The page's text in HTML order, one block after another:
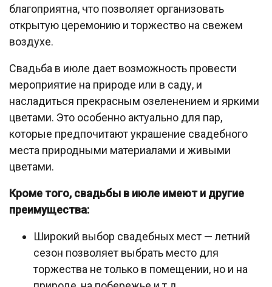
благоприятна, что позволяет организовать
открытую церемонию и торжество на свежем
воздухе.
Свадьба в июле дает возможность провести
мероприятие на природе или в саду, и
насладиться прекрасным озеленением и яркими
цветами. Это особенно актуально для пар,
которые предпочитают украшение свадебного
места природными материалами и живыми
цветами.
Кроме того, свадьбы в июле имеют и другие
преимущества:
Широкий выбор свадебных мест — летний
сезон позволяет выбрать место для
торжества не только в помещении, но и на